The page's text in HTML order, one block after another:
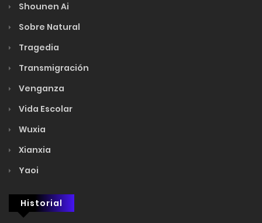
Shounen Ai
Sobre Natural
Tragedia
Transmigración
Venganza
Vida Escolar
Wuxia
Xianxia
Yaoi
Historial